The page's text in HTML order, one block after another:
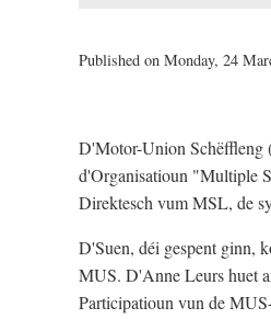
Published on Monday, 24
D'Motor-Union Schëffleng
d'Organisatioun "Multiple
Direktesch vum MSL, de
D'Suen, déi gespent ginn,
MUS. D'Anne Leurs huet
Participatioun vun de